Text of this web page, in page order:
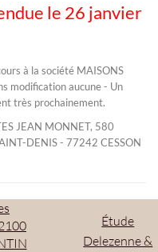
le 26 janvier
à la société MAISONS
modification aucune - Un
très prochainement.
JEAN MONNET, 580
DENIS - 77242 CESSON
Étude
Delezenne &